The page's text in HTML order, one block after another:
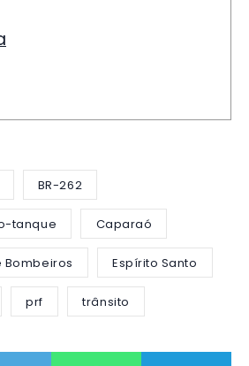
BR-262
tanque Caparaó
Bombeiros Espírito Santo
prf trânsito